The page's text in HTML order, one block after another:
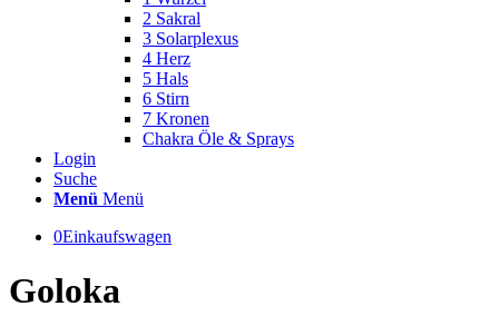
2 Sakral
3 Solarplexus
4 Herz
5 Hals
6 Stirn
7 Kronen
Chakra Öle & Sprays
Login
Suche
Menü Menü
0Einkaufswagen
Goloka